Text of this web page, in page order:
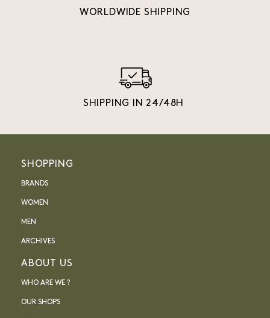
WORLDWIDE SHIPPING
SHIPPING IN 24/48H
SHOPPING
BRANDS
WOMEN
MEN
ARCHIVES
ABOUT US
WHO ARE WE ?
OUR SHOPS